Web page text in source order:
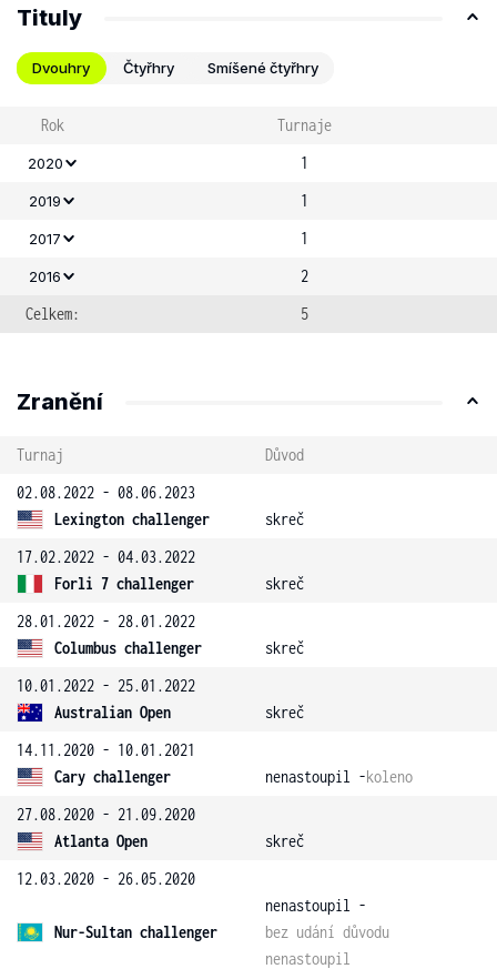
Tituly
Dvouhry Čtyřhry Smíšené čtyřhry
Rok Turnaje
2020 1
2019 1
2017 1
2016
2
Celkem:
5
Zranění
Turnaj
Důvod
02.08.2022 - 08.06.2023
Lexington challenger
skreč
17.02.2022 - 04.03.2022
Forli 7 challenger
skreč
28.01.2022 - 28.01.2022
Columbus challenger
skreč
10.01.2022 - 25.01.2022
Australian Open
skreč
14.11.2020 - 10.01.2021
Cary challenger
nenastoupil -koleno
27.08.2020 - 21.09.2020
Atlanta Open
skreč
12.03.2020 - 26.05.2020
Nur-Sultan challenger
nenastoupil -
bez udání důvodu
nenastoupil